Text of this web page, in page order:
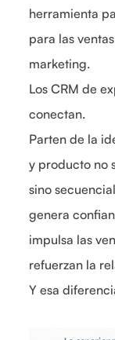
herramienta
para las
marketing.
Los CRM de
conectan.
Parten de la
y producto no
sino
genera
impulsa las
refuerzan la
Y esa